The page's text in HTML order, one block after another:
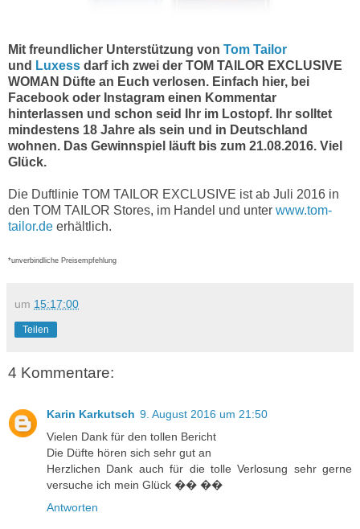
Mit freundlicher Unterstützung von Tom Tailor
und Luxess darf ich zwei der TOM TAILOR EXCLUSIVE
WOMAN Düfte an Euch verlosen. Einfach hier, bei
Facebook oder Instagram einen Kommentar
hinterlassen und schon seid Ihr im Lostopf. Ihr solltet
mindestens 18 Jahre als sein und in Deutschland
wohnen. Das Gewinnspiel läuft bis zum 21.08.2016. Viel
Glück.
Die Duftlinie TOM TAILOR EXCLUSIVE ist ab Juli 2016 in
den TOM TAILOR Stores, im Handel und unter www.tom-
tailor.de erhältlich.
*unverbindliche Preisempfehlung
um 15:17:00
Teilen
4 Kommentare:
Karin Karkutsch 9. August 2016 um 21:50
Vielen Dank für den tollen Bericht
Die Düfte hören sich sehr gut an
Herzlichen Dank auch für die tolle Verlosung sehr gerne
versuche ich mein Glück �� ��
Antworten